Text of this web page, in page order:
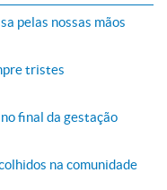
pelas nossas mãos
tristes
final da gestação
na comunidade